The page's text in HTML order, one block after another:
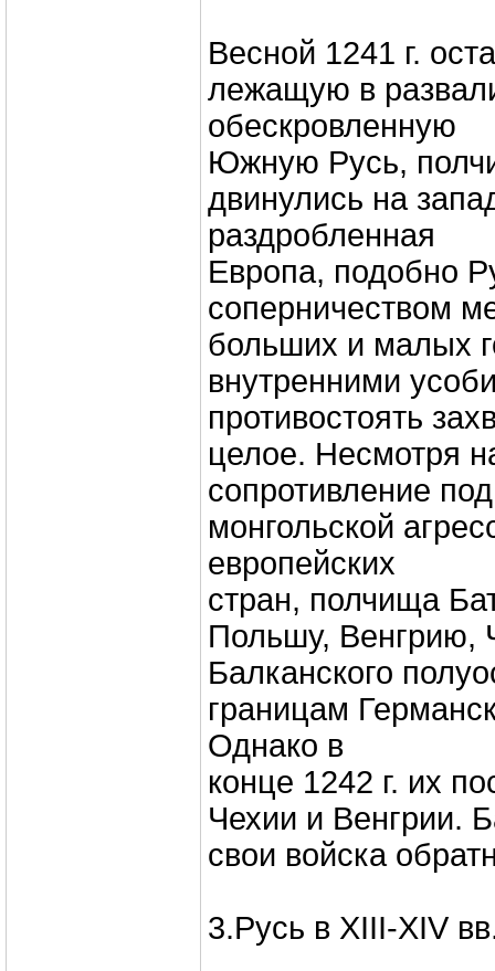
Весной 1241 г.
лежащую в
обескровленную
Южную Русь,
двинулись на
раздробленная
Европа, подобно
соперничеством
больших и малых
внутренними
противостоять
целое. Несмотря
сопротивление
монгольской
европейских
стран, полчища
Польшу, Венгрию,
Балканского
границам
Однако в
конце 1242 г. их
Чехии и Венгрии.
свои войска
3.Русь в XIII-XIV